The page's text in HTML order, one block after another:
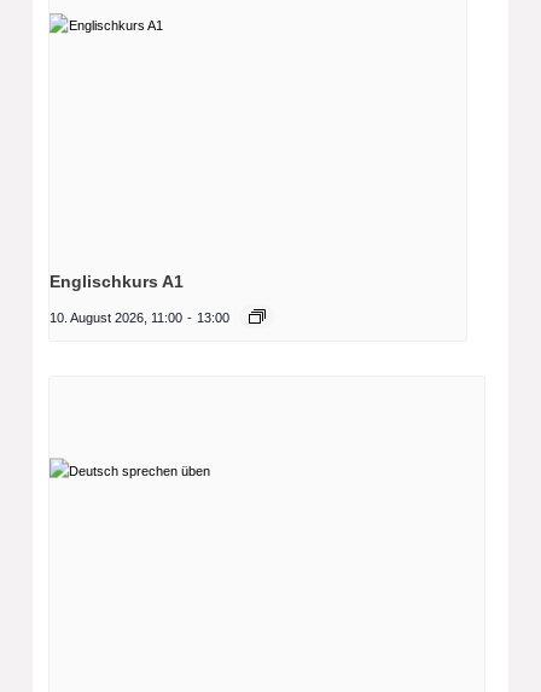
Englischkurs A1
10. August 2026, 11:00 - 13:00